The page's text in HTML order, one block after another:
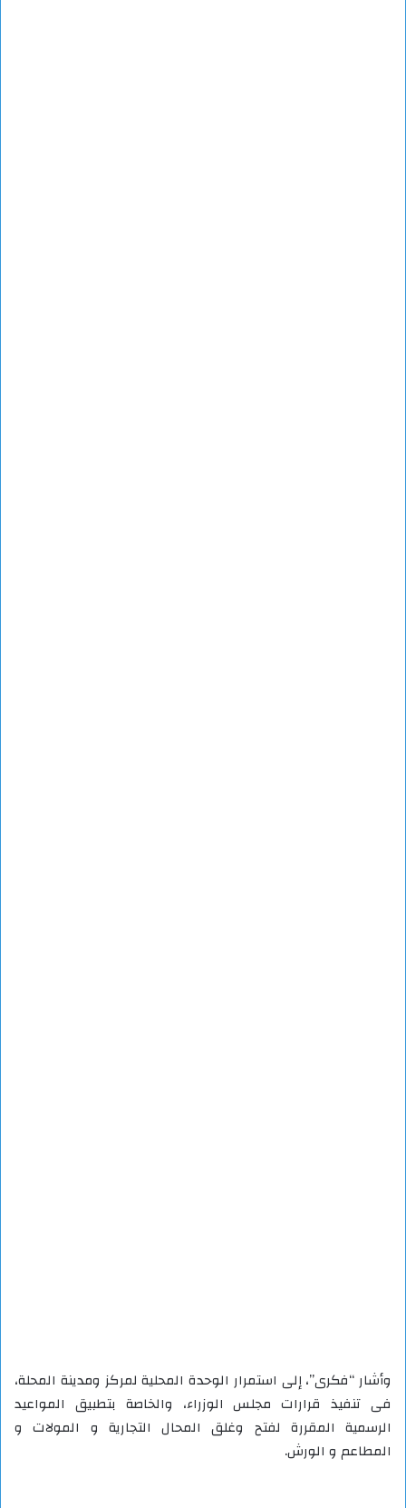
وأشار “فكرى”، إلى استمرار الوحدة المحلية لمركز ومدينة المحلة،
فى تنفيذ قرارات مجلس الوزراء، والخاصة بتطبيق المواعيد
الرسمية المقررة لفتح وغلق المحال التجارية و المولات و
المطاعم و الورش.